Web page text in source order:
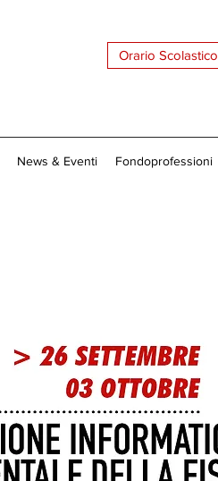
Orario Scolastico
News & Eventi Fondoprofessioni